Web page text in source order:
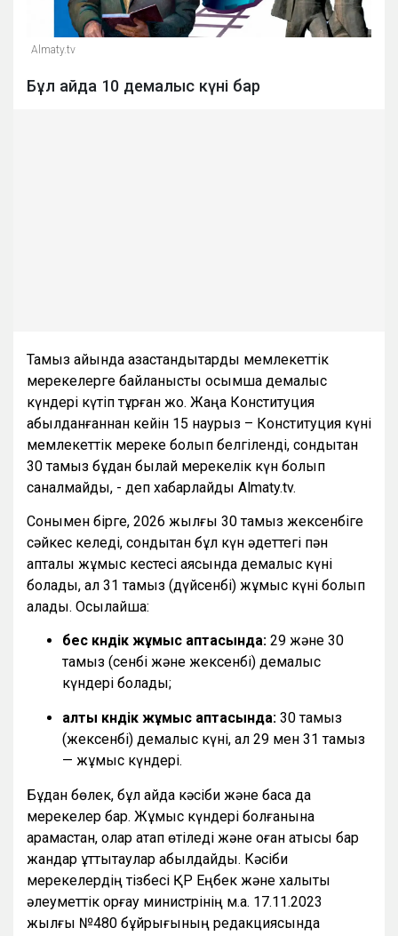
Almaty.tv
Бұл айда 10 демалыс күні бар
Тамыз айында қазақстандықтарды мемлекеттік
мерекелерге байланысты қосымша демалыс
күндері күтіп тұрған жоқ. Жаңа Конституция
қабылданғаннан кейін 15 наурыз – Конституция күні
мемлекеттік мереке болып белгіленді, сондықтан
30 тамыз бұдан былай мерекелік күн болып
саналмайды, - деп хабарлайды Almaty.tv.
Сонымен бірге, 2026 жылғы 30 тамыз жексенбіге
сәйкес келеді, сондықтан бұл күн әдеттегі пән
апталық жұмыс кестесі аясында демалыс күні
болады, ал 31 тамыз (дүйсенбі) жұмыс күні болып
қалады. Осылайша:
бес күндік жұмыс аптасында: 29 және 30
тамыз (сенбі және жексенбі) демалыс
күндері болады;
алты күндік жұмыс аптасында: 30 тамыз
(жексенбі) демалыс күні, ал 29 мен 31 тамыз
— жұмыс күндері.
Бұдан бөлек, бұл айда кәсіби және басқа да
мерекелер бар. Жұмыс күндері болғанына
қарамастан, олар атап өтіледі және оған қатысы бар
жандар құттықтаулар қабылдайды. Кәсіби
мерекелердің тізбесі ҚР Еңбек және халықты
әлеуметтік қорғау министрінің м.а. 17.11.2023
жылғы №480 бұйрығының редакциясында